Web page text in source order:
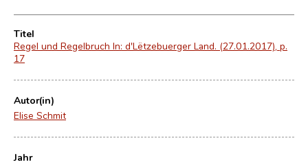
Titel
Regel und Regelbruch In: d'Lëtzebuerger Land. (27.01.2017), p.
17
Autor(in)
Elise Schmit
Jahr